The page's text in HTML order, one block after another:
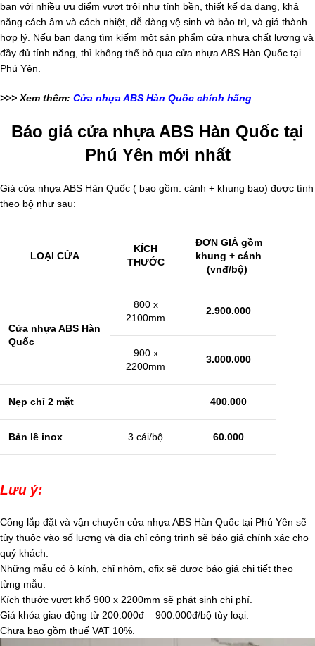
bạn với nhiều ưu điểm vượt trội như tính bền, thiết kế đa dạng, khả
năng cách âm và cách nhiệt, dễ dàng vệ sinh và bảo trì, và giá thành
hợp lý. Nếu bạn đang tìm kiếm một sản phẩm cửa nhựa chất lượng và
đầy đủ tính năng, thì không thể bỏ qua cửa nhựa ABS Hàn Quốc tại
Phú Yên.
>>> Xem thêm: Cửa nhựa ABS Hàn Quốc chính hãng
Báo giá cửa nhựa ABS Hàn Quốc tại
Phú Yên mới nhất
Giá cửa nhựa ABS Hàn Quốc ( bao gồm: cánh + khung bao) được tính
theo bộ như sau:
LOẠI CỬA
KÍCH
THƯỚC
ĐƠN GIÁ gồm
khung + cánh
(vnđ/bộ)
Cửa nhựa ABS Hàn
Quốc
800 x
2100mm
2.900.000
900 x
2200mm
3.000.000
Nẹp chỉ 2 mặt 400.000
Bản lề inox 3 cái/bộ 60.000
Lưu ý:
Công lắp đặt và vận chuyển cửa nhựa ABS Hàn Quốc tại Phú Yên sẽ
tùy thuộc vào số lượng và địa chỉ công trình sẽ báo giá chính xác cho
quý khách.
Những mẫu có ô kính, chỉ nhôm, ofix sẽ được báo giá chi tiết theo
từng mẫu.
Kích thước vượt khổ 900 x 2200mm sẽ phát sinh chi phí.
Giá khóa giao động từ 200.000đ – 900.000đ/bộ tùy loại.
Chưa bao gồm thuế VAT 10%.